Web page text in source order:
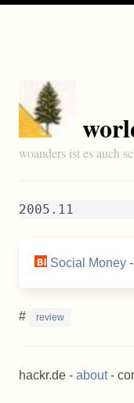
woanders ist es auch
2005.11
Social Money
# review
hackr.de - about-